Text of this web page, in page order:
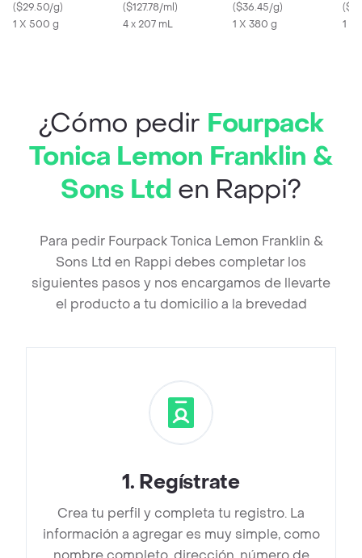
($29.50/g)
1 X 500 g
($127.78/ml)
4 x 207 mL
($36.45/g)
1 X 380 g
(
1 X
¿Cómo pedir Fourpack
Tonica Lemon Franklin &
Sons Ltd en Rappi?
Para pedir Fourpack Tonica Lemon Franklin &
Sons Ltd en Rappi debes completar los
siguientes pasos y nos encargamos de llevarte
el producto a tu domicilio a la brevedad
1. Regístrate
Crea tu perfil y completa tu registro. La
información a agregar es muy simple, como